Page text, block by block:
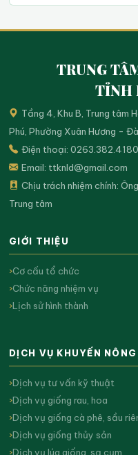
TRUNG
TỈNH
Tầng 4, Khu B, Trung tâm
Phú, Phường Xuân Hương -
Điện thoại: 0263.382.4180
Email: ttknld@gmail.com
Chịu trách nhiệm chính:
Trung tâm
GIỚI THIỆU
Cơ cấu tổ chức
Chức năng nhiệm vụ
Lịch sử hình thành
DỊCH VỤ KHUYẾN NÔNG
Dịch vụ tư vấn kỹ thuật
Dịch vụ giống rau, hoa
Dịch vụ giống cà phê, sầu
Dịch vụ giống thủy sản
Dịch vụ lúa giống, sạ cụm